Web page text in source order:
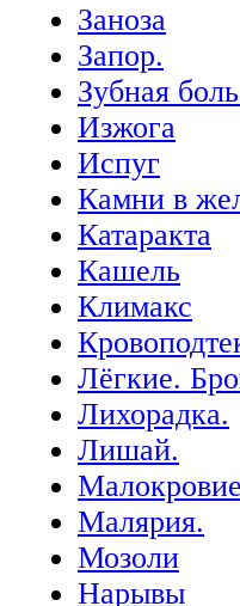
Заноза
Запор.
Зубная
Изжога
Испуг
Камни в
Катаракта
Кашель
Климакс
Лёгкие.
Лихорадка.
Лишай.
Малярия.
Мозоли
Нарывы